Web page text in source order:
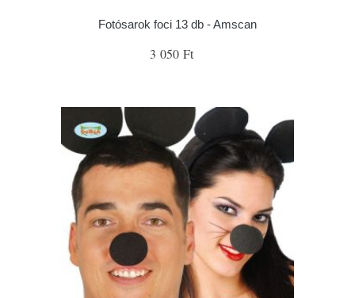
Fotósarok foci 13 db - Amscan
3 050 Ft